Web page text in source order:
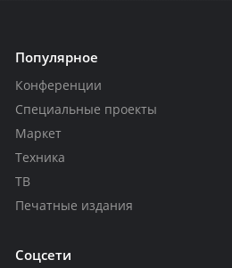
Популярное
Конференции
Специальные проекты
Маркет
Техника
ТВ
Печатные издания
Соцсети